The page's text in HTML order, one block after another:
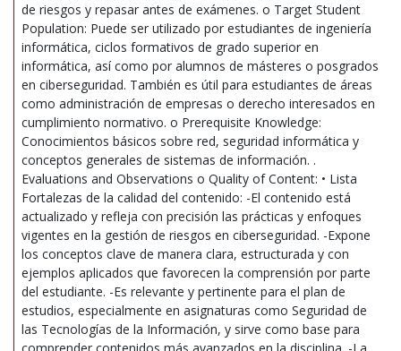
de riesgos y repasar antes de exámenes. o Target Student
Population: Puede ser utilizado por estudiantes de ingeniería
informática, ciclos formativos de grado superior en
informática, así como por alumnos de másteres o posgrados
en ciberseguridad. También es útil para estudiantes de áreas
como administración de empresas o derecho interesados en
cumplimiento normativo. o Prerequisite Knowledge:
Conocimientos básicos sobre red, seguridad informática y
conceptos generales de sistemas de información. .
Evaluations and Observations o Quality of Content: • Lista
Fortalezas de la calidad del contenido: -El contenido está
actualizado y refleja con precisión las prácticas y enfoques
vigentes en la gestión de riesgos en ciberseguridad. -Expone
los conceptos clave de manera clara, estructurada y con
ejemplos aplicados que favorecen la comprensión por parte
del estudiante. -Es relevante y pertinente para el plan de
estudios, especialmente en asignaturas como Seguridad de
las Tecnologías de la Información, y sirve como base para